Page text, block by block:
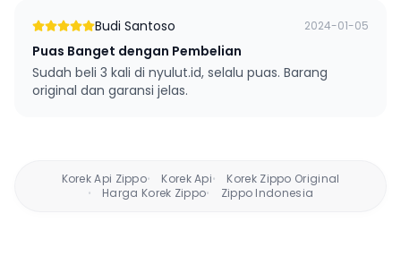
Budi Santoso 2024-01-05
Puas Banget dengan Pembelian
Sudah beli 3 kali di nyulut.id, selalu puas. Barang
original dan garansi jelas.
Korek Api Zippo• Korek Api• Korek Zippo Original
• Harga Korek Zippo• Zippo Indonesia